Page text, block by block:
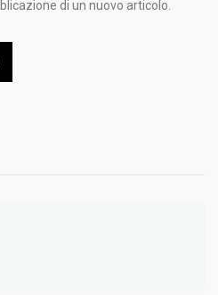
di un nuovo articolo.